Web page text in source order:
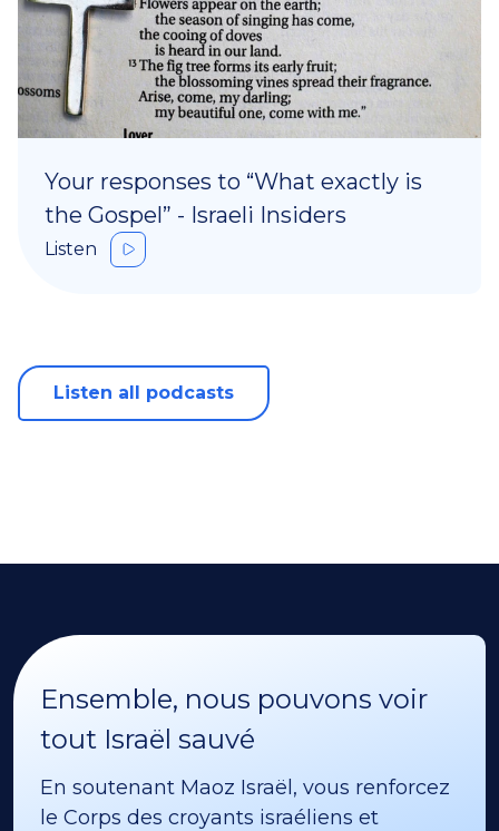
Your responses to “What exactly is
the Gospel” - Israeli Insiders
Listen
Listen all podcasts
Ensemble, nous pouvons voir
tout Israël sauvé
En soutenant Maoz Israël, vous renforcez
le Corps des croyants israéliens et